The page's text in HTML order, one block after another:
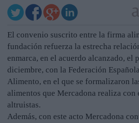
El convenio suscrito entre la firma
fundación refuerza la estrecha
enmarca, en el acuerdo alcanzado, el
diciembre, con la Federación
Alimento, en el que se formalizaron
alimentos que Mercadona realiza con
altruistas.
Además, con este acto Mercadona